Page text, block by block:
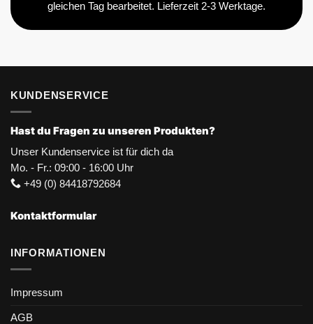
gleichen Tag bearbeitet. Lieferzeit 2-3 Werktage.
KUNDENSERVICE
Hast du Fragen zu unseren Produkten?
Unser Kundenservice ist für dich da
Mo. - Fr.: 09:00 - 16:00 Uhr
+49 (0) 84418792684
Kontaktformular
INFORMATIONEN
Impressum
AGB